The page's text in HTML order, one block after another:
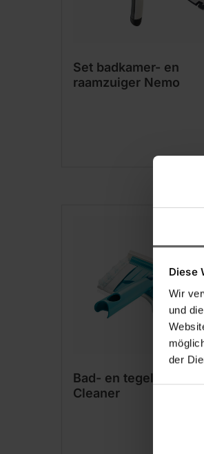
Diese
Wir
und
der
Set badkamer- en
raamzuiger Nemo
Bad- en tegelwisser
Cleaner